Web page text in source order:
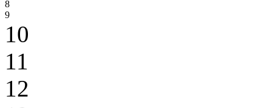
8
9
10
11
12